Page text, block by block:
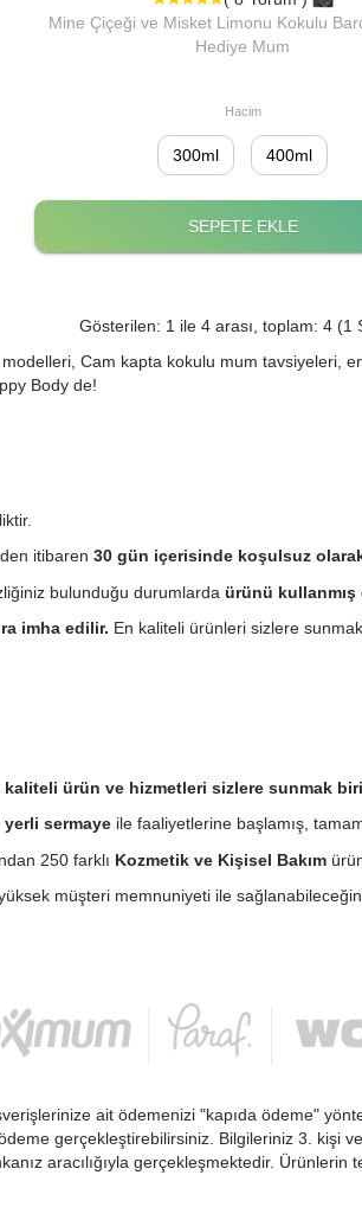
Mine Çiçeği ve Misket Limonu Kokulu
Hediye Mum
Hacim
300ml 400ml
SEPETE EKLE
Gösterilen: 1 ile 4 arası, toplam: 4 (1
Cam kapta kokulu mum tavsiyeleri,
Body de!
itibaren 30 gün içerisinde koşulsuz
bulunduğu durumlarda ürünü kullanmış
imha edilir. En kaliteli ürünleri sizlere
ürün ve hizmetleri sizlere sunmak
yerli sermaye ile faaliyetlerine başlamış,
250 farklı Kozmetik ve Kişisel Bakım
müşteri memnuniyeti ile
ait ödemenizi "kapıda ödeme"
gerçekleştirebilirsiniz. Bilgileriniz 3. kişi
aracılığıyla gerçekleşmektedir.